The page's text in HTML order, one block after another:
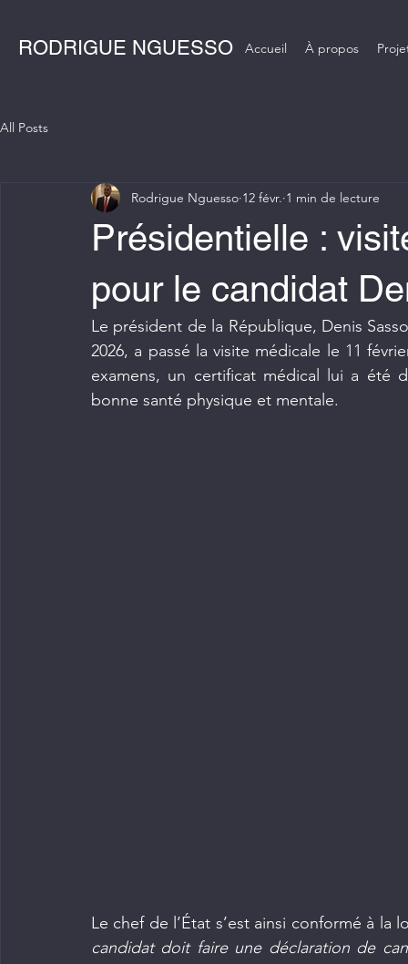
RODRIGUE NGUESSO Accueil À propos
All Posts
Présidentielle :
pour le candidat
Rodrigue Nguesso 12 févr. 1 min de lecture
Le président de la République, Denis
2026, a passé la visite médicale le 11
examens, un certificat médical lui a été
bonne santé physique et mentale.
Le chef de l’État s’est ainsi conformé à
candidat doit faire une déclaration de